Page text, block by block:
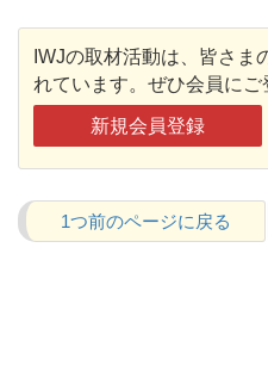
IWJの取材活動は、皆さま
れています。ぜひ会員にご
新規会員登録
1つ前のページに戻る